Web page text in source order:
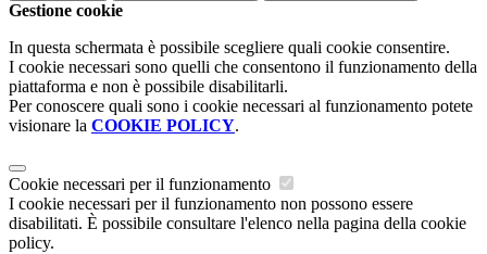
Gestione cookie
In questa schermata è possibile scegliere quali cookie consentire.
I cookie necessari sono quelli che consentono il funzionamento della
piattaforma e non è possibile disabilitarli.
Per conoscere quali sono i cookie necessari al funzionamento potete
visionare la COOKIE POLICY.
Cookie necessari per il funzionamento
I cookie necessari per il funzionamento non possono essere
disabilitati. È possibile consultare l'elenco nella pagina della cookie
policy.